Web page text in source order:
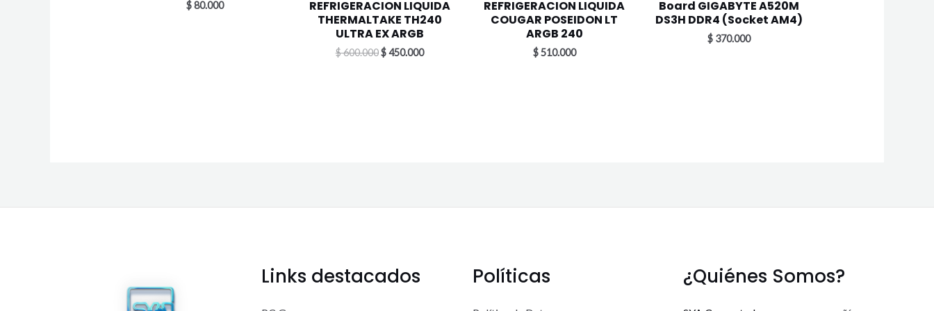
$80.000
REFRIGERACION LIQUIDA
THERMALTAKE TH240
ULTRA EX ARGB
$600.000$450.000
REFRIGERACION LIQUIDA
COUGAR POSEIDON LT
ARGB 240
$510.000
Board GIGABYTE A520M
DS3H DDR4 (Socket AM4)
$ 370.000
Links destacados Políticas ¿Quiénes Somos?